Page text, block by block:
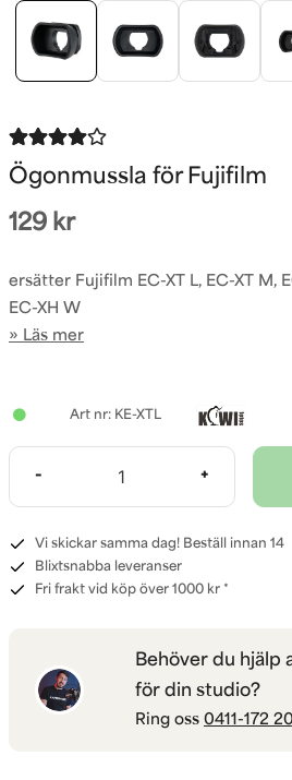
Ögonmussla för Fujifilm
129 kr
ersätter Fujifilm EC-XT L, EC-XT M,
EC-XH W
Läs mer
KE-XTL
- +
Vi skickar samma dag! Beställ innan 14
Blixtsnabba leveranser
Fri frakt vid köp över 1000 kr *
Behöver du hjälp
för din studio?
Ring oss 0411-172 20